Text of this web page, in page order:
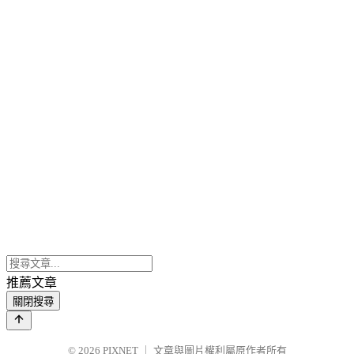
推薦文章
關閉搜尋
© 2026 PIXNET 文章與圖片權利屬原作者所有